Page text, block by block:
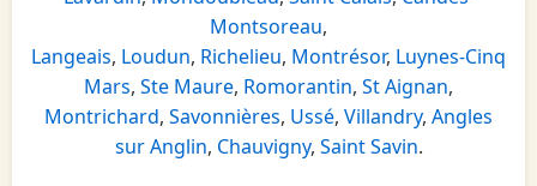
Montsoreau,
Langeais, Loudun, Richelieu, Montrésor, Luynes-Cinq
Mars, Ste Maure, Romorantin, St Aignan,
Montrichard, Savonnières, Ussé, Villandry, Angles
sur Anglin, Chauvigny, Saint Savin.